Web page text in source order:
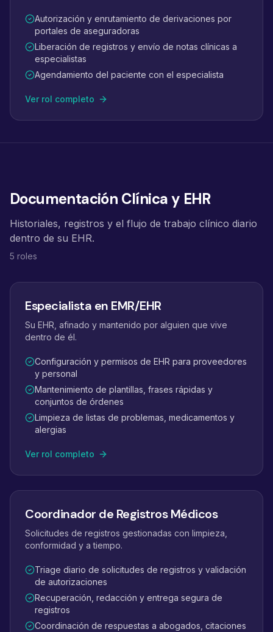
Autorización y enrutamiento de derivaciones por
portales de aseguradoras
Liberación de registros y envío de notas clínicas a
especialistas
Agendamiento del paciente con el especialista
Ver rol completo
Documentación Clínica y EHR
Historiales, registros y el flujo de trabajo clínico diario
dentro de su EHR.
5 roles
Especialista en EMR/EHR
Su EHR, afinado y mantenido por alguien que vive
dentro de él.
Configuración y permisos de EHR para proveedores
y personal
Mantenimiento de plantillas, frases rápidas y
conjuntos de órdenes
Limpieza de listas de problemas, medicamentos y
alergias
Ver rol completo
Coordinador de Registros Médicos
Solicitudes de registros gestionadas con limpieza,
conformidad y a tiempo.
Triage diario de solicitudes de registros y validación
de autorizaciones
Recuperación, redacción y entrega segura de
registros
Coordinación de respuestas a abogados, citaciones